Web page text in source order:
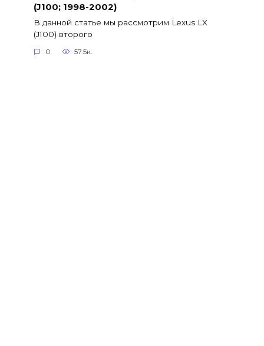
(J100; 1998-2002)
В данной статье мы рассмотрим Lexus LX
(J100) второго
0 57.5к.